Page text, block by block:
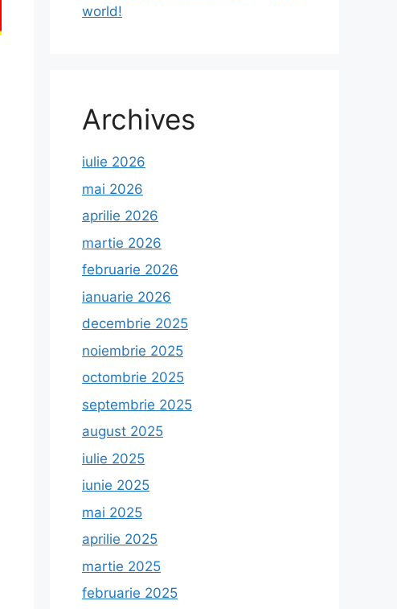
world!
Archives
iulie 2026
mai 2026
aprilie 2026
martie 2026
februarie 2026
ianuarie 2026
decembrie 2025
noiembrie 2025
octombrie 2025
septembrie 2025
august 2025
iulie 2025
iunie 2025
mai 2025
aprilie 2025
martie 2025
februarie 2025